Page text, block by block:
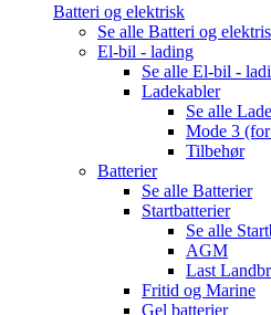
Batteri og elektrisk
Se alle Batteri og
El-bil - lading
Se alle El-bil -
Ladekabler
Se alle
Mode 3
Tilbehør
Batterier
Se alle Batterier
Startbatterier
Se alle
AGM
Last
Fritid og Marine
Gel batterier